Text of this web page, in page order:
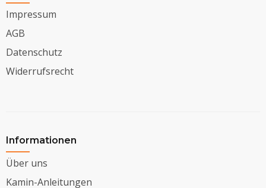
Impressum
AGB
Datenschutz
Widerrufsrecht
Informationen
Über uns
Kamin-Anleitungen